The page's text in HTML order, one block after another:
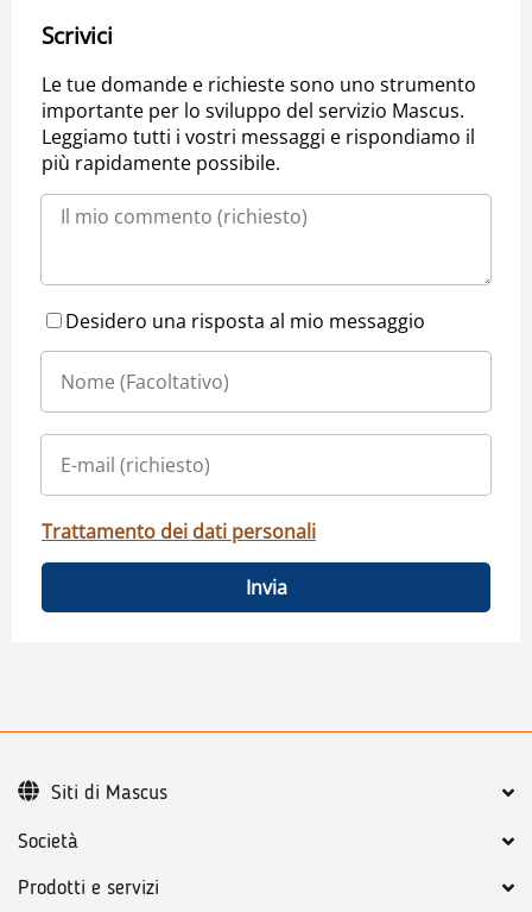
Scrivici
Le tue domande e richieste sono uno strumento
importante per lo sviluppo del servizio Mascus.
Leggiamo tutti i vostri messaggi e rispondiamo il
più rapidamente possibile.
Desidero una risposta al mio messaggio
Trattamento dei dati personali
Invia
Società
Prodotti e servizi
Siti di Mascus